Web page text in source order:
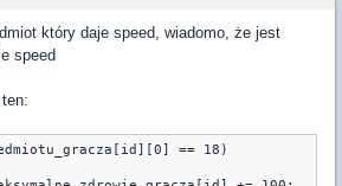
który daje speed, wiadomo, że jest
speed
== 18)